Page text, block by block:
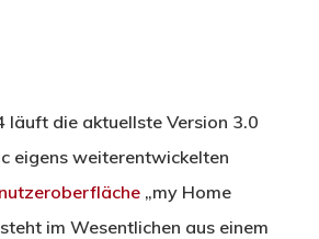
läuft die aktuellste Version 3.0
eigens weiterentwickelten
„my Home
im Wesentlichen aus einem